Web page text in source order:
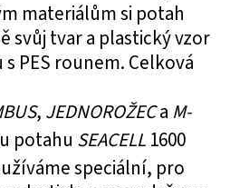
materiálům si potah
svůj tvar a plastický vzor
PES rounem. Celková
, JEDNOROŽECa M-
potahu SEACELL 1600
speciální, pro